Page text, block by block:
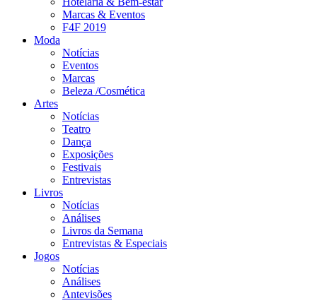
Marcas & Eventos
F4F 2019
Moda
Notícias
Eventos
Marcas
Beleza /Cosmética
Artes
Notícias
Teatro
Dança
Exposições
Festivais
Entrevistas
Livros
Notícias
Análises
Livros da Semana
Entrevistas & Especiais
Jogos
Notícias
Análises
Antevisões